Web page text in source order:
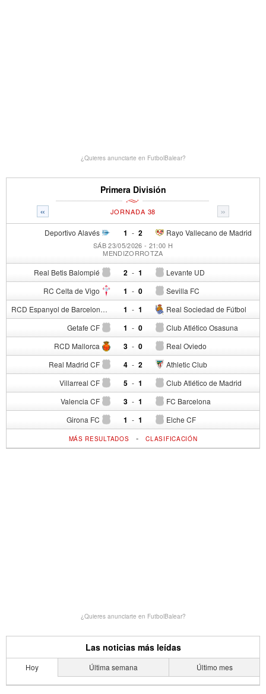
¿Quieres anunciarte en FutbolBalear?
Primera División
« »
JORNADA 38
Deportivo Alavés 1 - Rayo Vallecano de Madrid
2
SÁB 23/05/2026 - 21:00 H
MENDIZORROTZA
Real Betis Balompié 2 - Levante UD
1
RC Celta de Vigo 1 - Sevilla FC
0
RCD Espanyol de Barcelona 1 - Real Sociedad de Fútbol
1
Getafe CF 1 - Club Atlético Osasuna
0
RCD Mallorca 3 - Real Oviedo
0
Real Madrid CF 4 - Athletic Club
2
Villarreal CF 5 - Club Atlético de Madrid
1
Valencia CF 3 - FC Barcelona
1
Girona FC 1 - Elche CF
1
MÁS RESULTADOS -CLASIFICACIÓN
¿Quieres anunciarte en FutbolBalear?
Las noticias más leídas
Hoy Última semana Último mes